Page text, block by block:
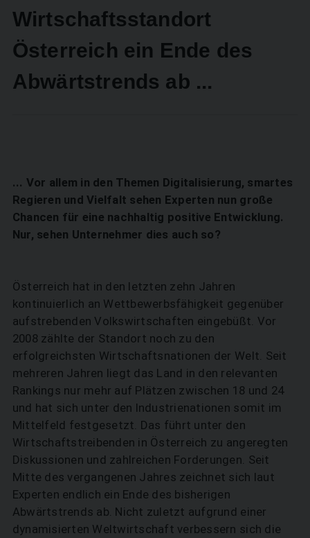
Wirtschaftsstandort
Österreich ein Ende des
Abwärtstrends ab ...
... Vor allem in den Themen Digitalisierung, smartes
Regieren und Vielfalt sehen Experten nun große
Chancen für eine nachhaltig positive Entwicklung.
Nur, sehen Unternehmer dies auch so?
Österreich hat in den letzten zehn Jahren
kontinuierlich an Wettbewerbsfähigkeit gegenüber
aufstrebenden Volkswirtschaften eingebüßt. Vor
2008 zählte der Standort noch zu den
erfolgreichsten Wirtschaftsnationen der Welt. Seit
mehreren Jahren liegt das Land in den relevanten
Rankings nur mehr auf Plätzen zwischen 18 und 24
und hat sich unter den Industrienationen somit im
Mittelfeld festgesetzt. Das führt unter den
Wirtschafts­treibenden in Österreich zu angeregten
Diskussionen und zahlreichen Forderungen. Seit
Mitte des vergangenen Jahres zeichnet sich laut
Experten endlich ein Ende des bisherigen
Abwärtstrends ab. Nicht zuletzt aufgrund einer
dynamisierten Weltwirtschaft verbessern sich die